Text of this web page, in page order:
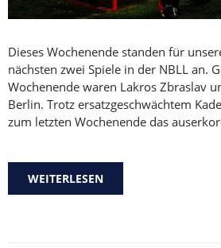
Dieses Wochenende standen für
nächsten zwei Spiele in der NBLL an.
Wochenende waren Lakros Zbraslav
Berlin. Trotz ersatzgeschwächtem
zum letzten Wochenende das
WEITERLESEN
UND EINE